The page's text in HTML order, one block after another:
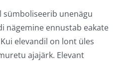
sümboliseerib unenägu
nägemine ennustab eakate
elevandil on lont üles
ajajärk. Elevant